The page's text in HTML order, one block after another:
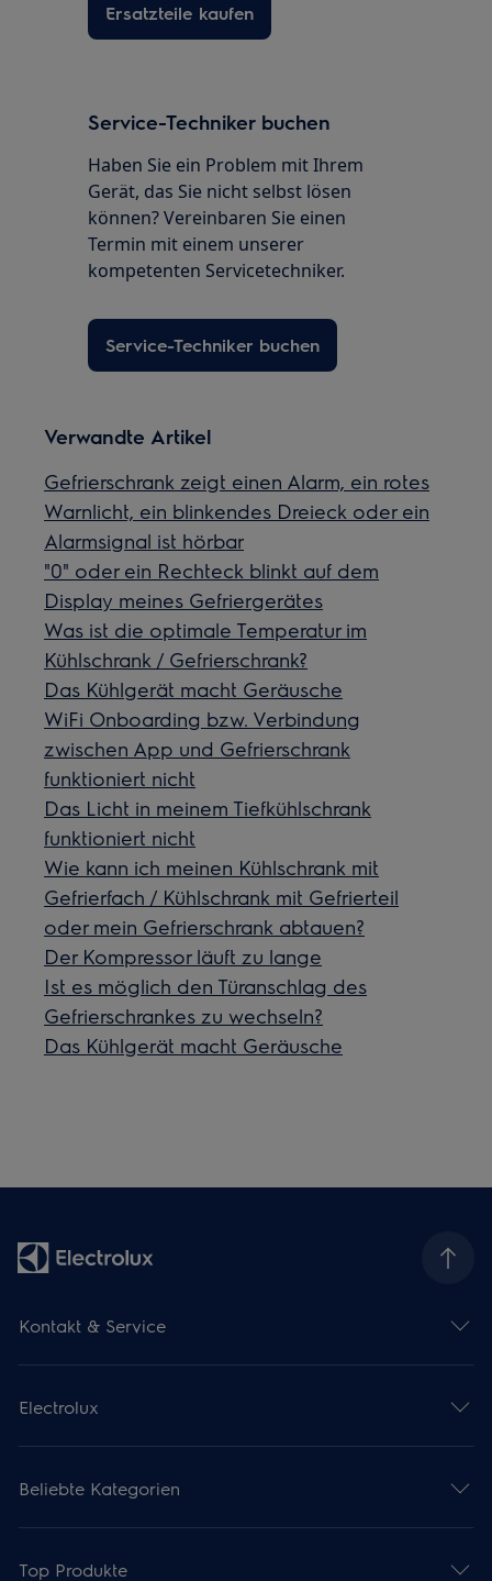
Ersatzteile kaufen
Service-Techniker buchen
Haben Sie ein Problem mit Ihrem
Gerät, das Sie nicht selbst lösen
können? Vereinbaren Sie einen
Termin mit einem unserer
kompetenten Servicetechniker.
Service-Techniker buchen
Verwandte Artikel
Gefrierschrank zeigt einen Alarm, ein rotes
Warnlicht, ein blinkendes Dreieck oder ein
Alarmsignal ist hörbar
"0" oder ein Rechteck blinkt auf dem
Display meines Gefriergerätes
Was ist die optimale Temperatur im
Kühlschrank / Gefrierschrank?
Das Kühlgerät macht Geräusche
WiFi Onboarding bzw. Verbindung
zwischen App und Gefrierschrank
funktioniert nicht
Das Licht in meinem Tiefkühlschrank
funktioniert nicht
Wie kann ich meinen Kühlschrank mit
Gefrierfach / Kühlschrank mit Gefrierteil
oder mein Gefrierschrank abtauen?
Der Kompressor läuft zu lange
Ist es möglich den Türanschlag des
Gefrierschrankes zu wechseln?
Das Kühlgerät macht Geräusche
Kontakt & Service
Electrolux
Beliebte Kategorien
Top Produkte